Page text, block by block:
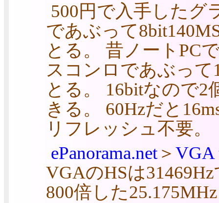
500円で入手したグ
であぶって
とる。 昔ノートPC
スコンロであぶっ
とる。 16bitなので
きる。 60Hzだと
リフレッシュ不要
ePanorama.net ＞VGA
VGAのHSは
800倍した